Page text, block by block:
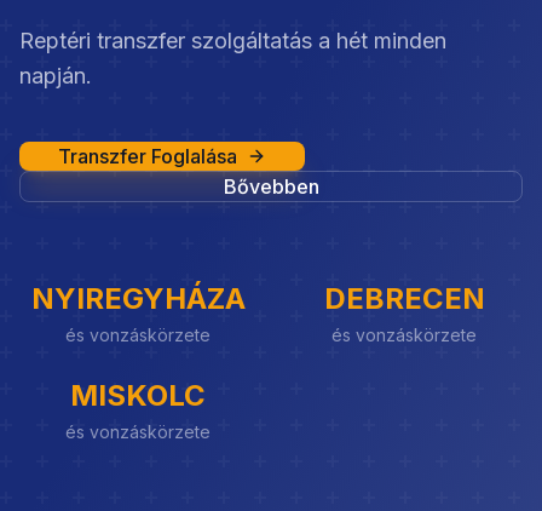
Reptéri transzfer szolgáltatás a hét minden
napján.
Transzfer Foglalása
Bővebben
NYIREGYHÁZA
és vonzáskörzete
DEBRECEN
és vonzáskörzete
MISKOLC
és vonzáskörzete